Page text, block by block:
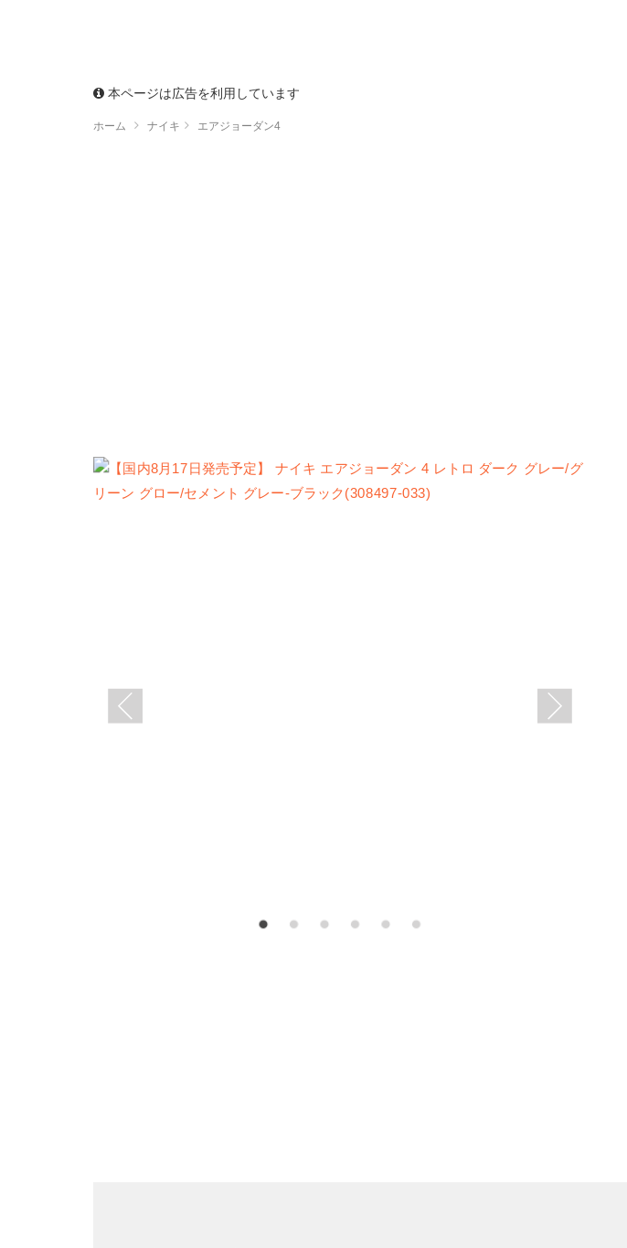
本ページは広告を利用しています
ホーム ナイキ エアジョーダン4